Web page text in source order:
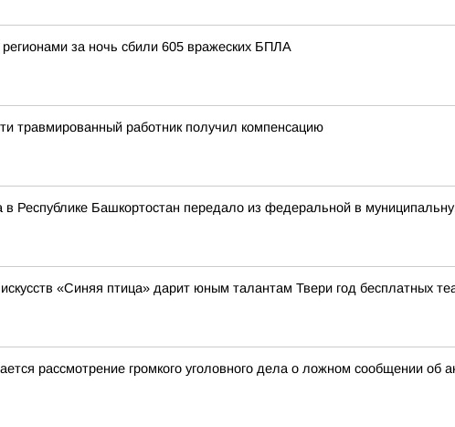
за ночь сбили 605 вражеских БПЛА
травмированный работник получил компенсацию
Республике Башкортостан передало из федеральной в
«Синяя птица» дарит юным талантам Твери год бесплатных
рассмотрение громкого уголовного дела о ложном сообщении об